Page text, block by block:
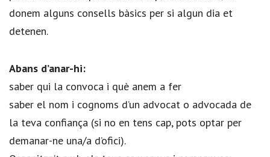
donem alguns consells bàsics per si algun dia et
detenen.
Abans d’anar-hi:
saber qui la convoca i què anem a fer
saber el nom i cognoms d’un advocat o advocada de
la teva confiança (si no en tens cap, pots optar per
demanar-ne una/a d’ofici).